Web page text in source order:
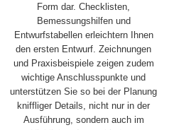
Form dar. Checklisten,
Bemessungshilfen und
Entwurfstabellen erleichtern Ihnen
den ersten Entwurf. Zeichnungen
und Praxisbeispiele zeigen zudem
wichtige Anschlusspunkte und
unterstützen Sie so bei der Planung
kniffliger Details, nicht nur in der
Ausführung, sondern auch im